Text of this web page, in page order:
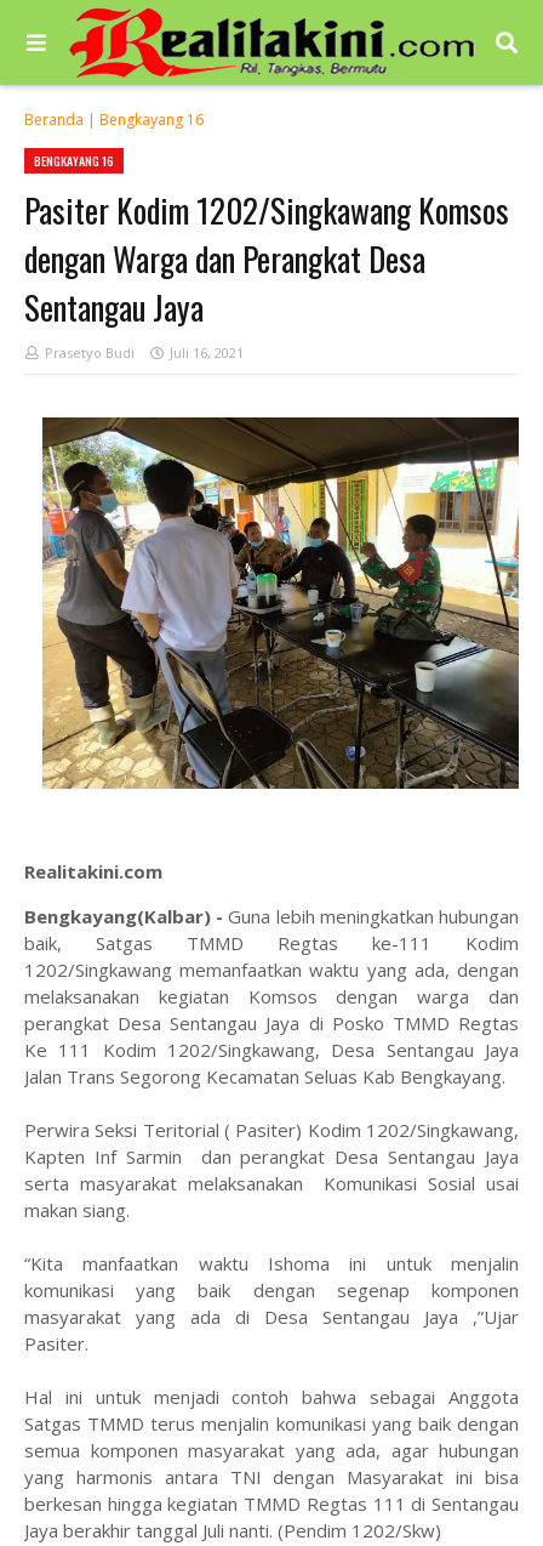
Beranda | Bengkayang 16
BENGKAYANG 16
Pasiter Kodim 1202/Singkawang Komsos
dengan Warga dan Perangkat Desa
Sentangau Jaya
Prasetyo Budi Juli 16, 2021
Realitakini.com
Bengkayang(Kalbar) - Guna lebih meningkatkan hubungan
baik, Satgas TMMD Regtas ke-111 Kodim
1202/Singkawang memanfaatkan waktu yang ada, dengan
melaksanakan kegiatan Komsos dengan warga dan
perangkat Desa Sentangau Jaya di Posko TMMD Regtas
Ke 111 Kodim 1202/Singkawang, Desa Sentangau Jaya
Jalan Trans Segorong Kecamatan Seluas Kab Bengkayang.
Perwira Seksi Teritorial ( Pasiter) Kodim 1202/Singkawang,
Kapten Inf Sarmin dan perangkat Desa Sentangau Jaya
serta masyarakat melaksanakan Komunikasi Sosial usai
makan siang.
“Kita manfaatkan waktu Ishoma ini untuk menjalin
komunikasi yang baik dengan segenap komponen
masyarakat yang ada di Desa Sentangau Jaya ,”Ujar
Pasiter.
Hal ini untuk menjadi contoh bahwa sebagai Anggota
Satgas TMMD terus menjalin komunikasi yang baik dengan
semua komponen masyarakat yang ada, agar hubungan
yang harmonis antara TNI dengan Masyarakat ini bisa
berkesan hingga kegiatan TMMD Regtas 111 di Sentangau
Jaya berakhir tanggal Juli nanti. (Pendim 1202/Skw)